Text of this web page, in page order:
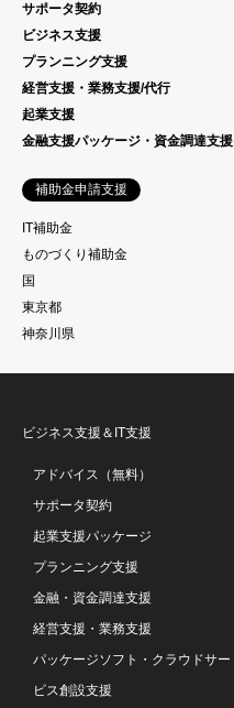
サポータ契約
ビジネス支援
プランニング支援
経営支援・業務支援/代行
起業支援
金融支援パッケージ・資金調達支援
補助金申請支援
IT補助金
ものづくり補助金
国
東京都
神奈川県
ビジネス支援＆IT支援
アドバイス（無料）
サポータ契約
起業支援パッケージ
プランニング支援
金融・資金調達支援
経営支援・業務支援
パッケージソフト・クラウドサー
ビス創設支援